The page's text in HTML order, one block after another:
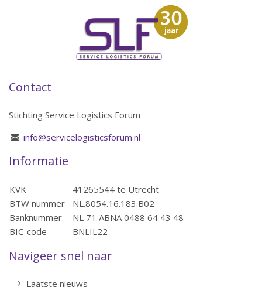
Contact
Stichting Service Logistics Forum
info@servicelogisticsforum.nl
Informatie
KVK
41265544 te Utrecht
BTW nummer
NL.8054.16.183.B02
Banknummer
NL 71 ABNA 0488 64 43 48
BIC-code
BNLIL22
Navigeer snel naar
Laatste nieuws